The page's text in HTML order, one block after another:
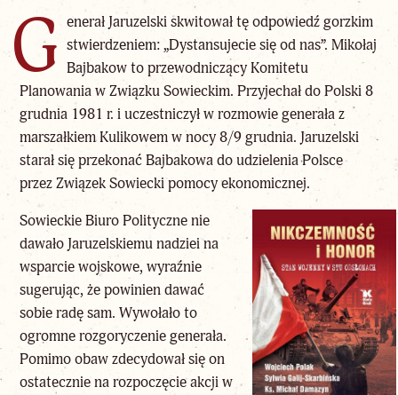
G enerał Jaruzelski skwitował tę odpowiedź gorzkim
stwierdzeniem: „Dystansujecie się od nas”. Mikołaj
Bajbakow to przewodniczący Komitetu
Planowania w Związku Sowieckim. Przyjechał do Polski 8
grudnia 1981 r. i uczestniczył w rozmowie generała z
marszałkiem Kulikowem w nocy 8/9 grudnia. Jaruzelski
starał się przekonać Bajbakowa do udzielenia Polsce
przez Związek Sowiecki pomocy ekonomicznej.
Sowieckie Biuro Polityczne nie
dawało Jaruzelskiemu nadziei na
wsparcie wojskowe, wyraźnie
sugerując, że powinien dawać
sobie radę sam. Wywołało to
ogromne rozgoryczenie generała.
Pomimo obaw zdecydował się on
ostatecznie na rozpoczęcie akcji w